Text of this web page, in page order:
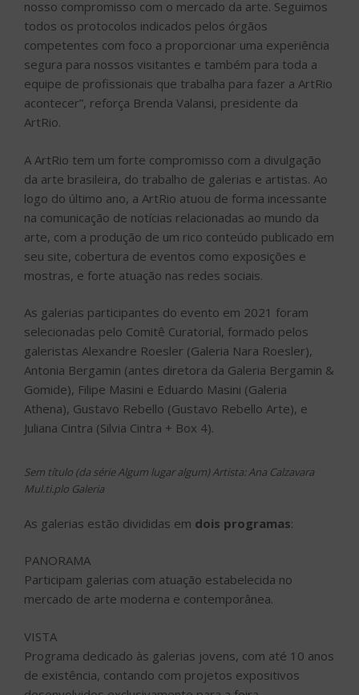
logo do último ano, a ArtRio atuou de forma incessante
na comunicação de notícias relacionadas ao mundo da
arte, com a produção de um rico conteúdo publicado em
seu site, cobertura de eventos como exposições e
mostras, e forte atuação nas redes sociais.
As galerias participantes do evento em 2021 foram
galeristas Alexandre Roesler (Galeria Nara Roesler),
Antonia Bergamin (antes diretora da Galeria Bergamin &
Gomide), Filipe Masini e Eduardo Masini (Galeria
Athena), Gustavo Rebello (Gustavo Rebello Arte), e
Juliana Cintra (Silvia Cintra + Box 4).
Sem título (da série Algum lugar algum) Artista: Ana Calzavara
As galerias estão divididas emdois programas:
PANORAMA
Participam galerias com atuação estabelecida no
mercado de arte moderna e contemporânea.
Programa dedicado às galerias jovens, com até 10 anos
de existência, contando com projetos expositivos
• Almacén Thebaldi Galeria – Rio de Janeiro
• Almeida & Dale Galeria de Arte – São Paulo
• Anita Schwartz Galeria de Arte – Rio de Janeiro
• Bianca Boeckel – São Paulo
• Bordallo – Portugal
• C. Galeria – Rio de Janeiro